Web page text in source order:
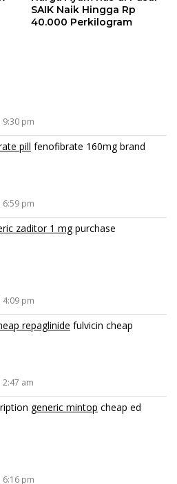
SAIK Naik Hingga Rp
40.000 Perkilogram
9:30 pm
pill fenofibrate 160mg brand
6:59 pm
zaditor 1 mgpurchase
4:09 pm
repaglinide fulvicin cheap
am
generic mintop cheap ed
6:16 pm